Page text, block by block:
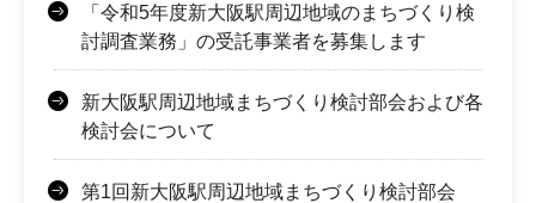
「令和5年度新大阪駅周辺地域のまちづくり検
討調査業務」の受託事業者を募集します
新大阪駅周辺地域まちづくり検討部会および各
検討会について
第1回新大阪駅周辺地域まちづくり検討部会